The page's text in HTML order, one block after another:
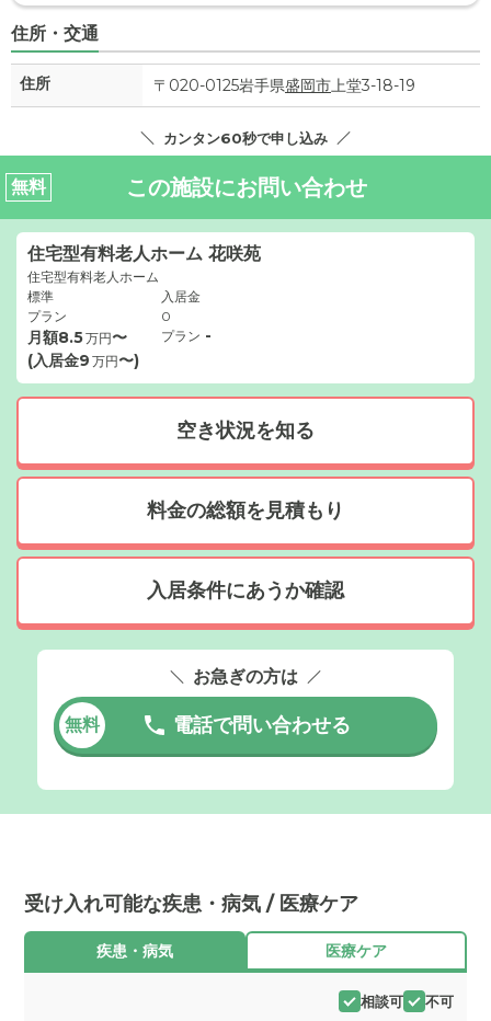
住所・交通
住所 〒020-0125岩手県盛岡市上堂3-18-19
カンタン60秒で申し込み
無料 この施設にお問い合わせ
住宅型有料老人ホーム 花咲苑
住宅型有料老人ホーム
標準
プラン
月額8.5万円〜
(入居金9 万円〜)
入居金
0
プラン -
空き状況を知る
料金の総額を見積もり
入居条件にあうか確認
お急ぎの方は
無料 電話で問い合わせる
受け入れ可能な疾患・病気 / 医療ケア
疾患・病気 医療ケア
相談可 不可